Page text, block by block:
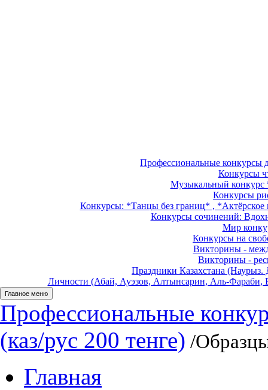
Профессиональные конкурсы
Конкурсы
Музыкальный конкурс
Конкурсы
Конкурсы: *Танцы без границ* , *Актёрское
Конкурсы сочинений:
Мир
Конкурсы на
Викторины -
Викторины -
Праздники Казахстана (Наурыз.
Личности (Абай, Ауэзов, Алтынсарин, Аль-Фараби,
Главное меню
Профессиональные
(каз/рус 200 тенге) /
Главная